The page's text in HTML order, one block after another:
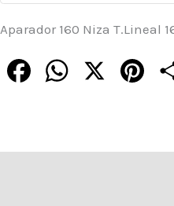
Aparador 160 Niza T.Lineal
FacebookWhatsApp